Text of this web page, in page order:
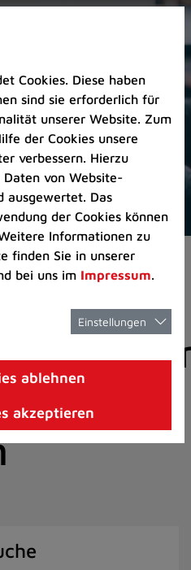
Cookies. Diese haben
sind sie erforderlich für
unserer Website. Zum
der Cookies unsere
verbessern. Hierzu
von Website-
ausgewertet. Das
der Cookies können
Informationen zu
finden Sie in unserer
bei uns im Impressum.
Einstellungen
ablehnen
akzeptieren